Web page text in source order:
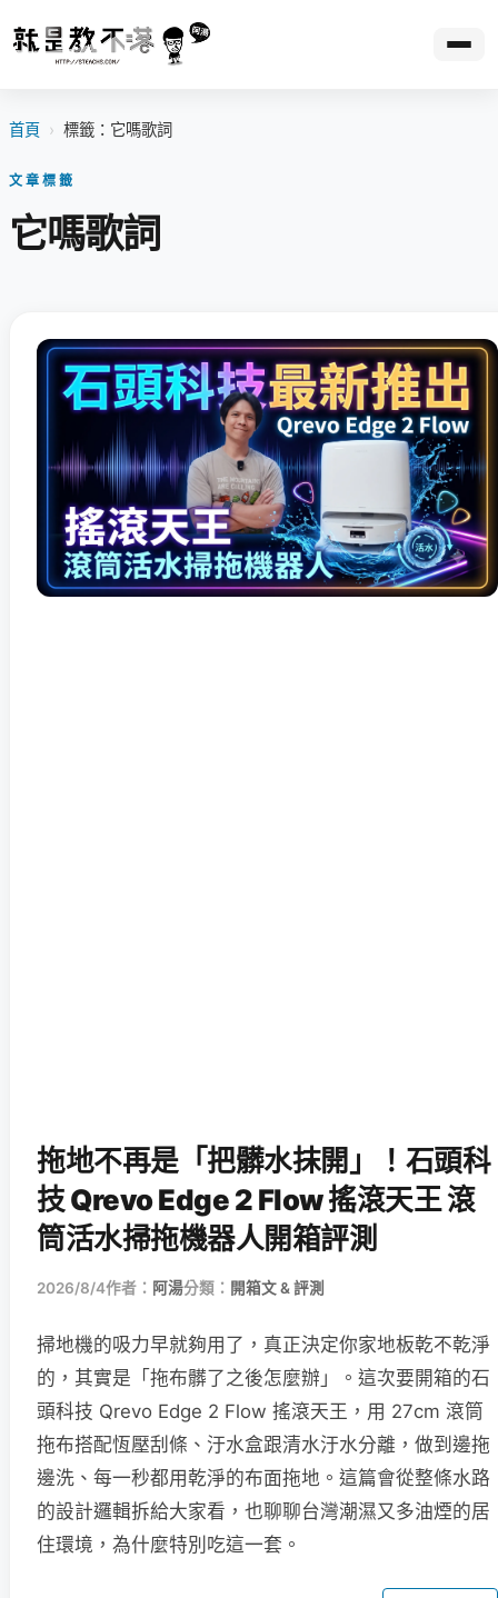
首頁 › 標籤：它嗎歌詞
文章標籤
它嗎歌詞
拖地不再是「把髒水抹開」！石頭科
技 Qrevo Edge 2 Flow 搖滾天王 滾
筒活水掃拖機器人開箱評測
2026/8/4作者： 阿湯分類： 開箱文 & 評測
掃地機的吸力早就夠用了，真正決定你家地板乾不乾淨
的，其實是「拖布髒了之後怎麼辦」。這次要開箱的石
頭科技 Qrevo Edge 2 Flow 搖滾天王，用 27cm 滾筒
拖布搭配恆壓刮條、汙水盒跟清水汙水分離，做到邊拖
邊洗、每一秒都用乾淨的布面拖地。這篇會從整條水路
的設計邏輯拆給大家看，也聊聊台灣潮濕又多油煙的居
住環境，為什麼特別吃這一套。